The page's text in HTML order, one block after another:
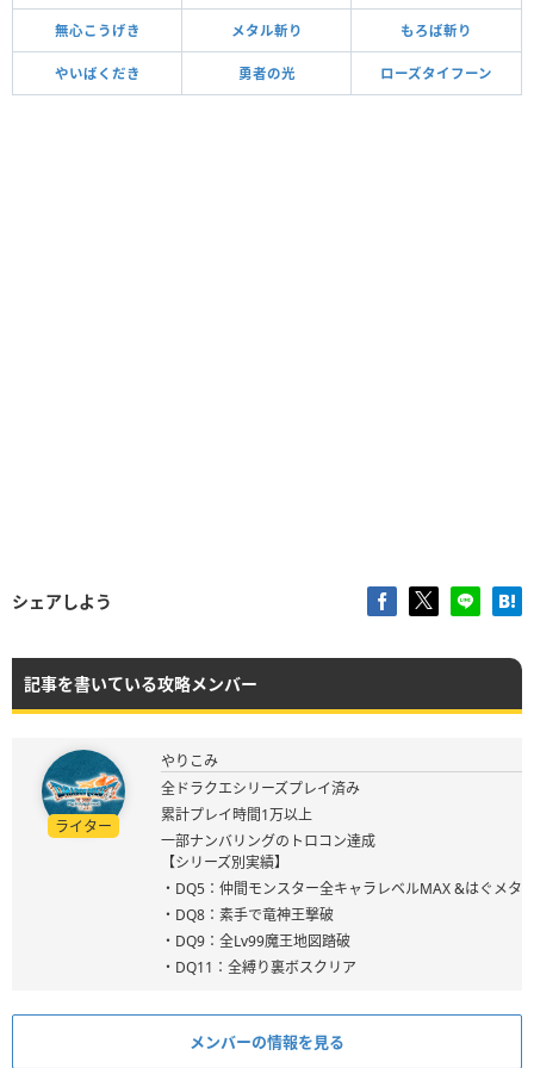
無心こうげき メタル斬り もろば斬り
やいばくだき 勇者の光 ローズタイフーン
シェアしよう
記事を書いている攻略メンバー
ライター
やりこみ
全ドラクエシリーズプレイ済み
累計プレイ時間1万以上
一部ナンバリングのトロコン達成
【シリーズ別実績】
・DQ5：仲間モンスター全キャラレベルMAX &はぐメタ
・DQ8：素手で竜神王撃破
・DQ9：全Lv99魔王地図踏破
・DQ11：全縛り裏ボスクリア
メンバーの情報を見る